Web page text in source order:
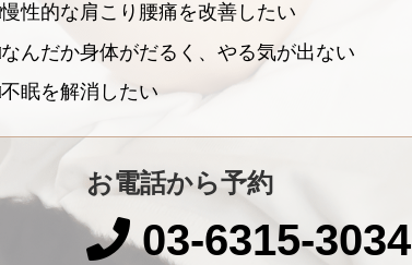
慢性的な肩こり腰痛を改善したい
なんだか身体がだるく、やる気が出ない
不眠を解消したい
お電話から予約
03-6315-3034